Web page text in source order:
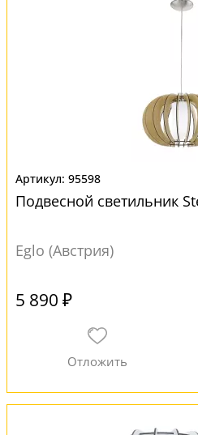
95598
Подвесной светильник
Eglo (Австрия)
5 890 ₽